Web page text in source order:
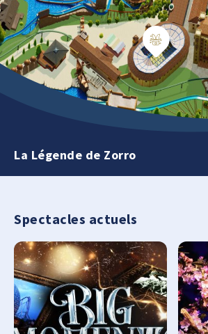
La Légende de Zorro
Spectacles actuels